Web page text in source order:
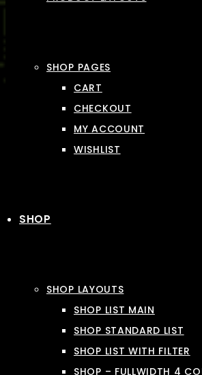
SHOP PAGES
CART
CHECKOUT
MY ACCOUNT
WISHLIST
SHOP
SHOP LAYOUTS
SHOP LIST MAIN
SHOP STANDARD LIST
SHOP LIST WITH FILTER
SHOP – FULLWIDTH 4